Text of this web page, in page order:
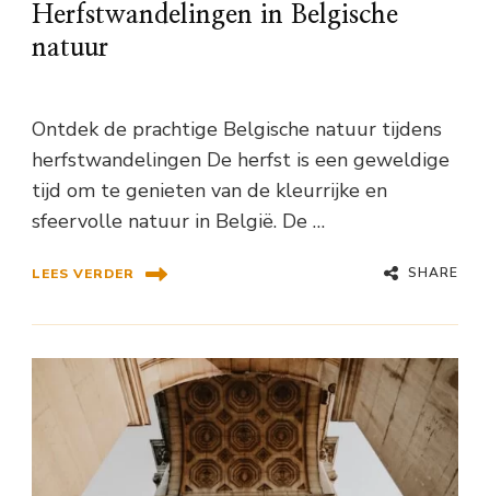
Herfstwandelingen in Belgische
natuur
Ontdek de prachtige Belgische natuur tijdens
herfstwandelingen De herfst is een geweldige
tijd om te genieten van de kleurrijke en
sfeervolle natuur in België. De …
LEES VERDER SHARE